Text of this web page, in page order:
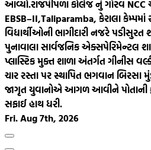
આવ્યો.રાજપીપળા કોલેજ નું ગૌરવ NCC
EBSB–II,Taliparamba, કેરાલા કેમ્પમાં
વિદ્યાર્થીઓની ભાગીદારી નજરે પડીસુરત
પુનાવાલા સાર્વજનિક એક્સપેરિમેન્ટલ
પ્લાસ્ટિક મુક્ત શાળા અંતર્ગત ગીનીસ
ચાર રસ્તા પર સ્થાપિત ભગવાન બિરસા
જાગૃત યુવાનોએ આગળ આવીને પોતાની
સફાઈ હાથ ધરી.
Fri. Aug 7th, 2026